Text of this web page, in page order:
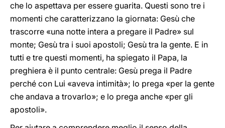
che lo aspettava per essere guarita. Questi sono tre i
momenti che caratterizzano la giornata: Gesù che
trascorre «una notte intera a pregare il Padre» sul
monte; Gesù tra i suoi apostoli; Gesù tra la gente. E in
tutti e tre questi momenti, ha spiegato il Papa, la
preghiera è il punto centrale: Gesù prega il Padre
perché con Lui «aveva intimità»; lo prega «per la gente
che andava a trovarlo»; e lo prega anche «per gli
apostoli».